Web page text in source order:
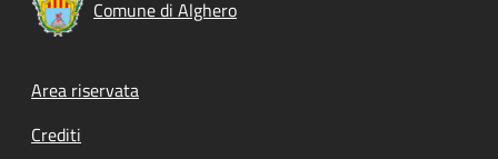
Comune di Alghero
Footer menu
Area riservata
Crediti